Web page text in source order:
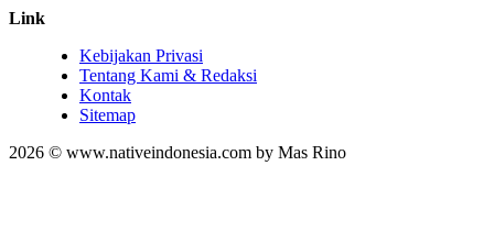
Link
Kebijakan Privasi
Tentang Kami & Redaksi
Kontak
Sitemap
2026 © www.nativeindonesia.com by Mas Rino